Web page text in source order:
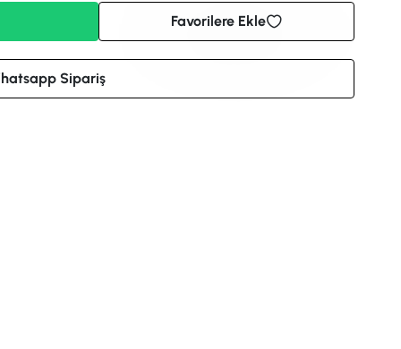
Favorilere Ekle
Sipariş